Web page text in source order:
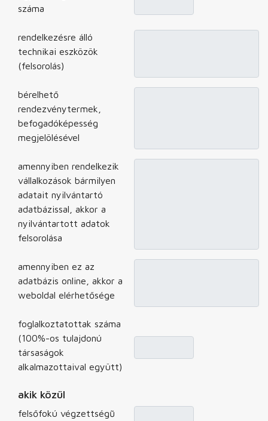
száma
rendelkezésre álló
technikai eszközök
(felsorolás)
bérelhető
rendezvénytermek,
befogadóképesség
megjelölésével
amennyiben rendelkezik
vállalkozások bármilyen
adatait nyilvántartó
adatbázissal, akkor a
nyilvántartott adatok
felsorolása
amennyiben ez az
adatbázis online, akkor a
weboldal elérhetősége
foglalkoztatottak száma
(100%-os tulajdonú
társaságok
alkalmazottaival együtt)
akik közül
felsőfokú végzettségũ